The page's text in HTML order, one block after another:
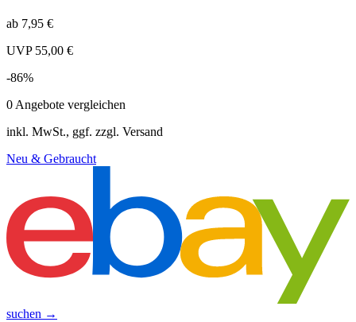
ab 7,95 €
UVP 55,00 €
-86%
0 Angebote vergleichen
inkl. MwSt., ggf. zzgl. Versand
Neu & Gebraucht
suchen →